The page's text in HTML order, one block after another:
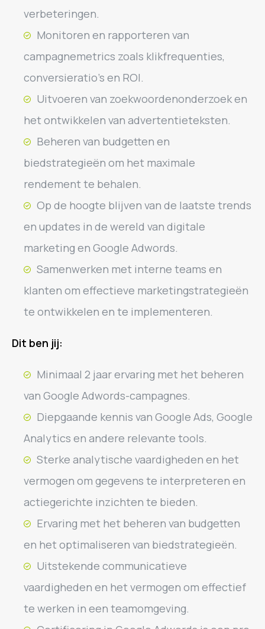
verbeteringen.
Monitoren en rapporteren van
campagnemetrics zoals klikfrequenties,
conversieratio’s en ROI.
Uitvoeren van zoekwoordenonderzoek en
het ontwikkelen van advertentieteksten.
Beheren van budgetten en
biedstrategieën om het maximale
rendement te behalen.
Op de hoogte blijven van de laatste trends
en updates in de wereld van digitale
marketing en Google Adwords.
Samenwerken met interne teams en
klanten om effectieve marketingstrategieën
te ontwikkelen en te implementeren.
Dit ben jij:
Minimaal 2 jaar ervaring met het beheren
van Google Adwords-campagnes.
Diepgaande kennis van Google Ads, Google
Analytics en andere relevante tools.
Sterke analytische vaardigheden en het
vermogen om gegevens te interpreteren en
actiegerichte inzichten te bieden.
Ervaring met het beheren van budgetten
en het optimaliseren van biedstrategieën.
Uitstekende communicatieve
vaardigheden en het vermogen om effectief
te werken in een teamomgeving.